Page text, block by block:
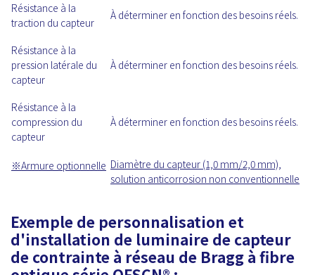
Résistance à la
traction du capteur
À déterminer en fonction des besoins réels.
Résistance à la
pression latérale du
capteur
À déterminer en fonction des besoins réels.
Résistance à la
compression du
capteur
À déterminer en fonction des besoins réels.
※Armure optionnelle Diamètre du capteur (1,0 mm/2,0 mm),
solution anticorrosion non conventionnelle
Exemple de personnalisation et
d'installation de luminaire de capteur
de contrainte à réseau de Bragg à fibre